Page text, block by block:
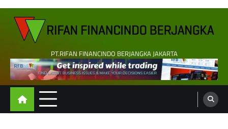
Skip
content
PT.RIFAN FINANCINDO BERJANGKA JAKARTA